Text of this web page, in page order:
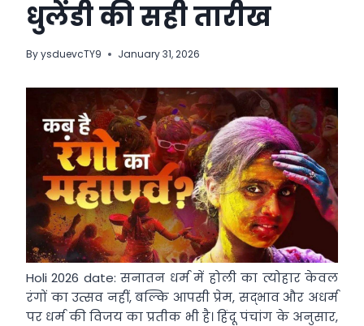
धुलेंडी की सही तारीख
ByysduevcTY9 January 31, 2026
Holi 2026 date: सनातन धर्म में होली का त्योहार केवल
रंगों का उत्सव नहीं, बल्कि आपसी प्रेम, सद्भाव और अधर्म
पर धर्म की विजय का प्रतीक भी है। हिंदू पंचांग के अनुसार,